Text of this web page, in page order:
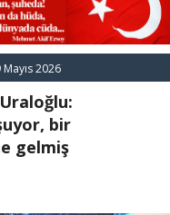
Mayıs 2026
bir
gelmiş